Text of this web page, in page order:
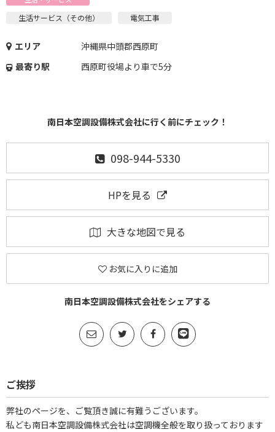
生活サービス（その他） 電気工事
エリア
沖縄県中頭郡西原町
最寄り駅
西原町役場より車で5分
南日本空調設備株式会社に行く前にチェック！
098-944-5330
HPを見る
大きな地図で見る
お気に入りに追加
南日本空調設備株式会社をシェアする
ご挨拶
弊社のページを、ご覧頂き誠に有難うございます。
私ども南日本空調設備株式会社は空調機全般を取り扱っております